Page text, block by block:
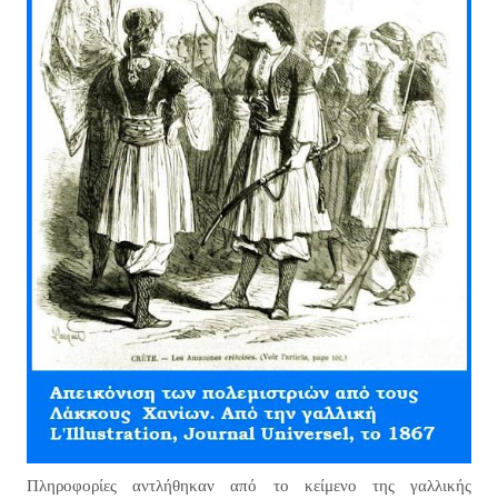
Πληροφορίες αντλήθηκαν από το κείμενο της γαλλικής